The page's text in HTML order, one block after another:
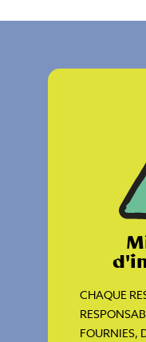
CHAQUE
FOURNIES,